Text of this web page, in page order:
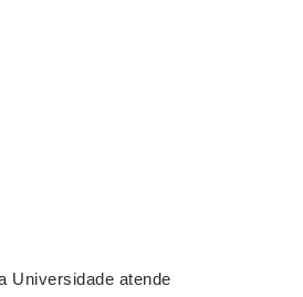
Universidade atende